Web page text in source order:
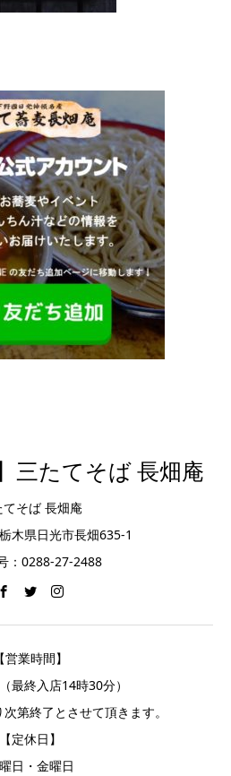
三たてそば 長畑庵
てそば 長畑庵
木県日光市長畑635-1
：0288-27-2488
【営業時間】
最終入店14時30分）
第終了とさせて頂きます。
【定休日】
日・金曜日